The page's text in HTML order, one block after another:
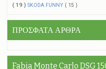
( 19 ) SKODA FUNNY ( 15 )
ΠΡΟΣΦΑΤΑ ΑΡΘΡΑ
Fabia Monte Carlo DSG